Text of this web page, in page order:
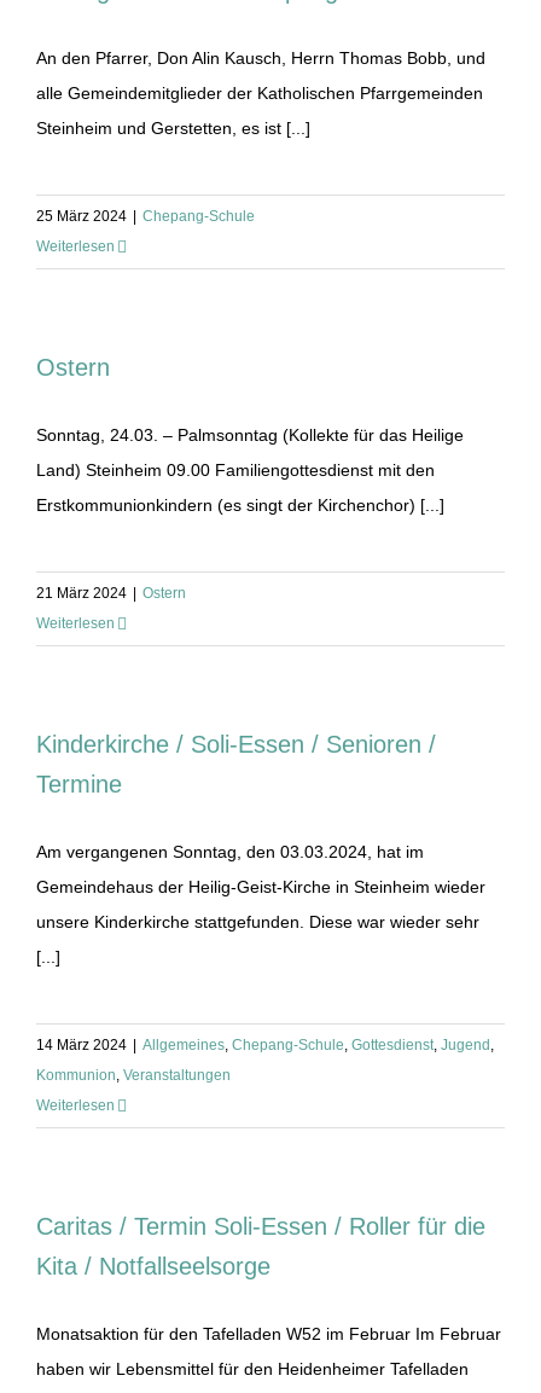
An den Pfarrer, Don Alin Kausch, Herrn Thomas Bobb, und
alle Gemeindemitglieder der Katholischen Pfarrgemeinden
Steinheim und Gerstetten, es ist [...]
25 März 2024
Chepang-Schule
Weiterlesen
Ostern
Sonntag, 24.03. – Palmsonntag (Kollekte für das Heilige
Land) Steinheim 09.00 Familiengottesdienst mit den
Erstkommunionkindern (es singt der Kirchenchor) [...]
21 März 2024
Ostern
Weiterlesen
Kinderkirche / Soli-Essen / Senioren /
Termine
Am vergangenen Sonntag, den 03.03.2024, hat im
Gemeindehaus der Heilig-Geist-Kirche in Steinheim wieder
unsere Kinderkirche stattgefunden. Diese war wieder sehr
[...]
14 März 2024 Allgemeines, Chepang-Schule, Gottesdienst, Jugend ,
Kommunion, Veranstaltungen
Weiterlesen
Caritas / Termin Soli-Essen / Roller für die
Kita / Notfallseelsorge
Monatsaktion für den Tafelladen W52 im Februar Im Februar
haben wir Lebensmittel für den Heidenheimer Tafelladen